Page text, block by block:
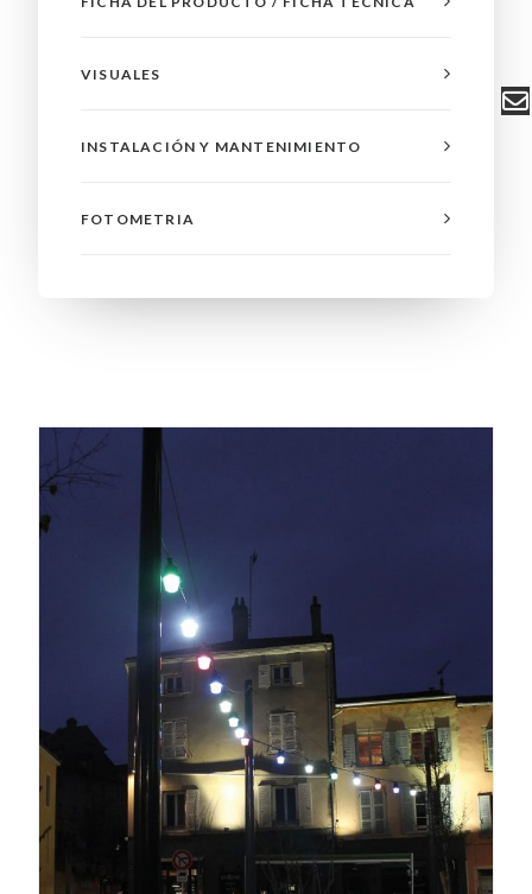
VISUALES
INSTALACIÓN Y MANTENIMIENTO
FOTOMETRIA